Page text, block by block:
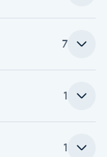
7
1
1